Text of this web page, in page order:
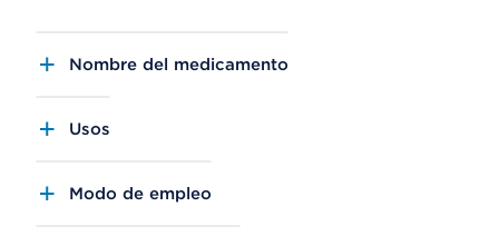
Nombre del medicamento
Usos
Modo de empleo